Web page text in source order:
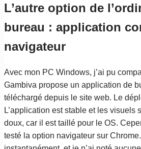
L’autre option de
bureau : application
navigateur
Avec mon PC Windows, j’ai pu
Gambiva propose un application de
téléchargé depuis le site web. Le
L’application est stable et les visuels
doux, car il est taillé pour le OS.
testé la option navigateur sur